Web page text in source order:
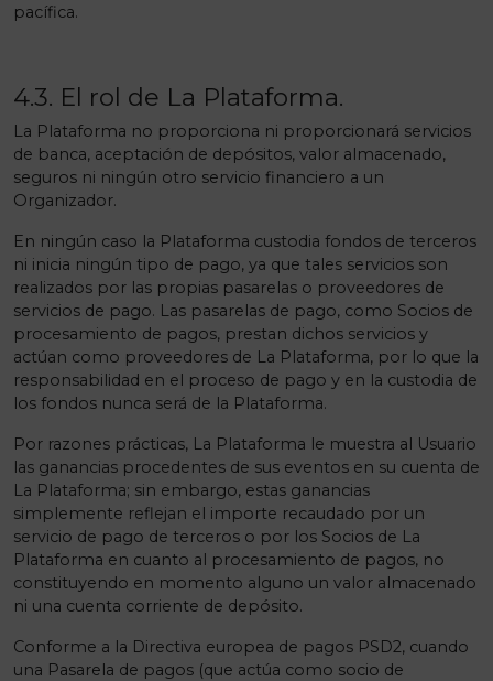
pacífica.
4.3. El rol de La Plataforma.
La Plataforma no proporciona ni proporcionará servicios
de banca, aceptación de depósitos, valor almacenado,
seguros ni ningún otro servicio financiero a un
Organizador.
En ningún caso la Plataforma custodia fondos de terceros
ni inicia ningún tipo de pago, ya que tales servicios son
realizados por las propias pasarelas o proveedores de
servicios de pago. Las pasarelas de pago, como Socios de
procesamiento de pagos, prestan dichos servicios y
actúan como proveedores de La Plataforma, por lo que la
responsabilidad en el proceso de pago y en la custodia de
los fondos nunca será de la Plataforma.
Por razones prácticas, La Plataforma le muestra al Usuario
las ganancias procedentes de sus eventos en su cuenta de
La Plataforma; sin embargo, estas ganancias
simplemente reflejan el importe recaudado por un
servicio de pago de terceros o por los Socios de La
Plataforma en cuanto al procesamiento de pagos, no
constituyendo en momento alguno un valor almacenado
ni una cuenta corriente de depósito.
Conforme a la Directiva europea de pagos PSD2, cuando
una Pasarela de pagos (que actúa como socio de